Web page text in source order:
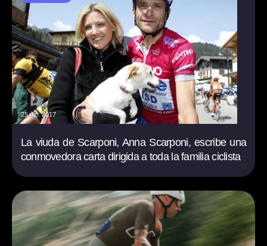
25 dic. 2017
La viuda de Scarponi, Anna Scarponi, escribe una
conmovedora carta dirigida a toda la familia ciclista